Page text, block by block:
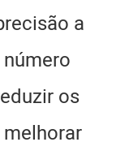
a
os